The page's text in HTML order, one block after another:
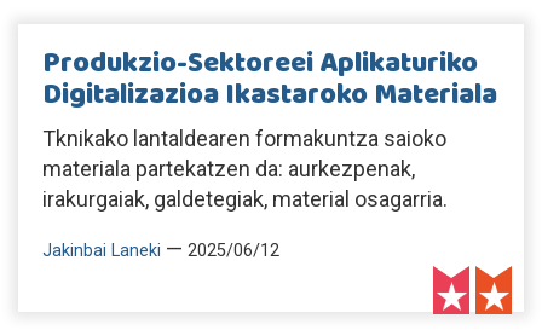
Produkzio-Sektoreei Aplikaturiko
Digitalizazioa Ikastaroko Materiala
Tknikako lantaldearen formakuntza saioko
materiala partekatzen da: aurkezpenak,
irakurgaiak, galdetegiak, material osagarria.
Jakinbai Laneki — 2025/06/12